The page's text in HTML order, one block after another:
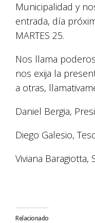
Municipalidad y
entrada, día
MARTES 25.
Nos llama
nos exija la
a otras,
Daniel Bergia,
Diego Galesio,
Viviana Baragiotta,
Relacionado